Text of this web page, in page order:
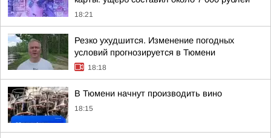
18:21
Резко ухудшится. Изменение погодных
условий прогнозируется в Тюмени
18:18
В Тюмени начнут производить вино
18:15